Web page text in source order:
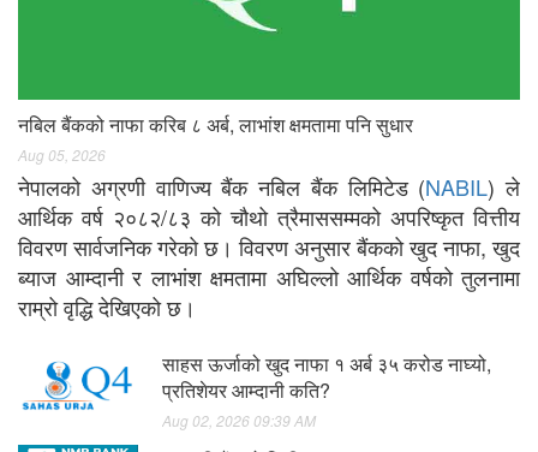
नबिल बैंकको नाफा करिब ८ अर्ब, लाभांश क्षमतामा पनि सुधार
Aug 05, 2026
नेपालको अग्रणी वाणिज्य बैंक नबिल बैंक लिमिटेड (NABIL) ले
आर्थिक वर्ष २०८२/८३ को चौथो त्रैमाससम्मको अपरिष्कृत वित्तीय
विवरण सार्वजनिक गरेको छ। विवरण अनुसार बैंकको खुद नाफा, खुद
ब्याज आम्दानी र लाभांश क्षमतामा अघिल्लो आर्थिक वर्षको तुलनामा
राम्रो वृद्धि देखिएको छ।
साहस ऊर्जाको खुद नाफा १ अर्ब ३५ करोड नाघ्यो,
प्रतिशेयर आम्दानी कति?
Aug 02, 2026 09:39 AM